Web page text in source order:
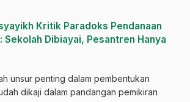
Kritik Paradoks Pendanaan
Sekolah Dibiayai, Pesantren Hanya
unsur penting dalam pembentukan
dikaji dalam pandangan pemikiran